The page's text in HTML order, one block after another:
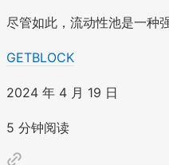
尽管如此，流动性池是一种
GETBLOCK
2024 年 4 月 19 日
5 分钟阅读